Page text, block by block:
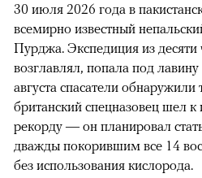
30 июля 2026 года в
всемирно известный
Пурджа. Экспедиция из
возглавлял, попала под
августа спасатели
британский спецназовец шел к
рекорду — он планировал
дважды покорившим все 14
без использования кислорода.